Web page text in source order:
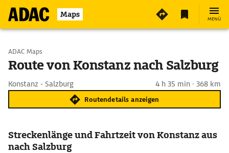
Maps MENÜ
Start wählen
ADAC Maps
Route von Konstanz nach Salzburg
Konstanz - Salzburg 4 h 35 min · 368 km
Routendetails anzeigen
Streckenlänge und Fahrtzeit von Konstanz aus
nach Salzburg